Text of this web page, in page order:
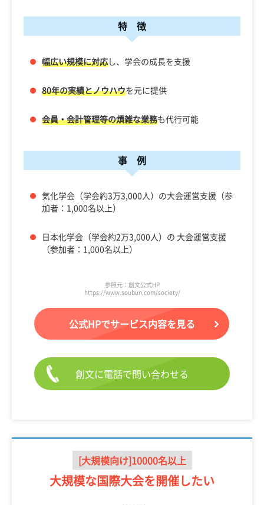
特 徴
幅広い規模に対応し、学会の成長を支援
80年の実績とノウハウを元に提供
会員・会計管理等の煩雑な業務も代行可能
事 例
気化学会（学会約3万3,000人）の大会運営支援（参
加者：1,000名以上）
日本化学会（学会約2万3,000人）の 大会運営支援
（参加者：1,000名以上）
参照元：創文公式HP
https://www.soubun.com/society/
公式HPでサービス内容を見る
創文に電話で問い合わせる
[大規模向け]10000名以上
大規模な国際大会を開催したい